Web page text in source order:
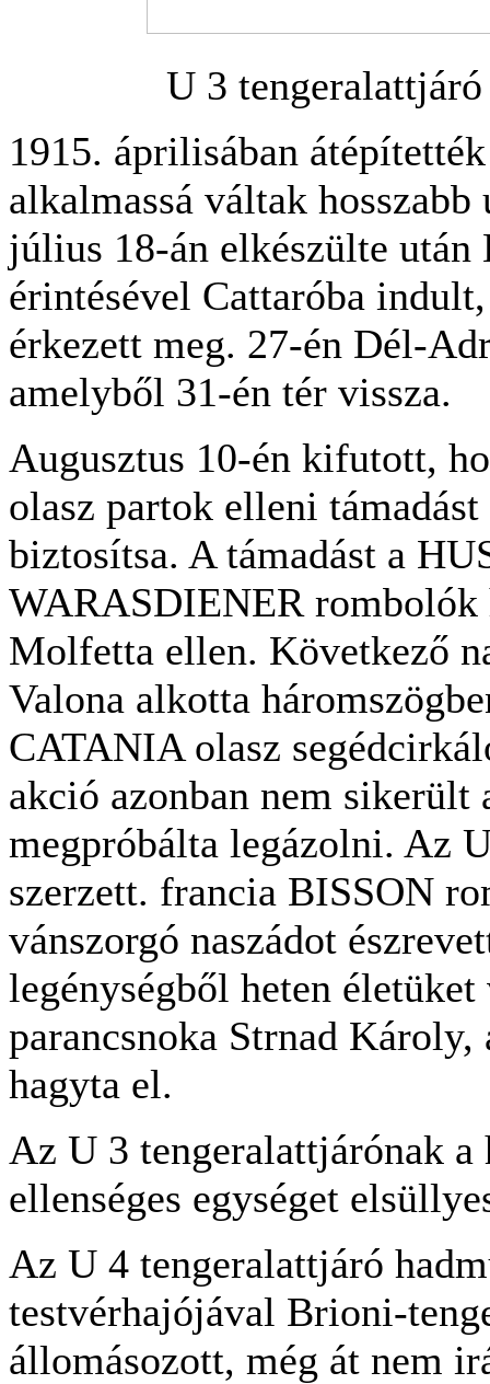
U 3
1915. áprilisában
alkalmassá váltak
július 18-án elkészülte
érintésével Cattaróba
érkezett meg. 27-én Dél-
amelyből 31-én tér vissza.
Augusztus 10-én kifutott,
olasz partok elleni
biztosítsa. A támadást a
WARASDIENER rombolók
Molfetta ellen. Következő
Valona alkotta
CATANIA olasz
akció azonban nem sikerült
megpróbálta legázolni. Az
szerzett. francia BISSON
vánszorgó naszádot
legénységből heten
parancsnoka Strnad
hagyta el.
Az U 3 tengeralattjárónak
ellenséges egységet
Az U 4 tengeralattjáró
testvérhajójával Brioni-
állomásozott, még át nem